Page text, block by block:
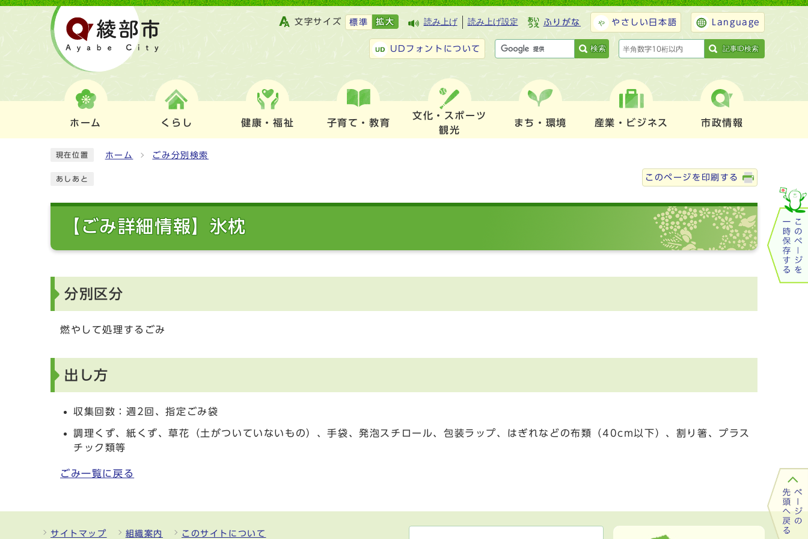
文字サイズ 標準 拡大 読み上げ 読み上げ設定 ふりがな やさしい日本語 Language
UDフォントについて 検索 記事ID検索
ホーム くらし 健康・福祉 子育て・教育
文化・スポーツ
観光
まち・環境 産業・ビジネス 市政情報
現在位置 ホーム ごみ分別検索
あしあと このページを印刷する
【ごみ詳細情報】氷枕
分別区分
燃やして処理するごみ
出し方
収集回数：週2回、指定ごみ袋
調理くず、紙くず、草花（土がついていないもの）、手袋、発泡スチロール、包装ラップ、はぎれなどの布類（40cm以下）、割り箸、プラス
チック類等
ごみ一覧に戻る
サイトマップ 組織案内 このサイトについて